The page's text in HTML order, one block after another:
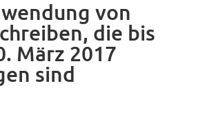
von
die bis
März 2017
sind